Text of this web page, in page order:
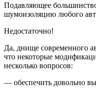
Подавляющее
шумоизоляцию любого
Недостаточно!
Да, днище современного
что некоторые
несколько вопросов:
— обеспечить довольно